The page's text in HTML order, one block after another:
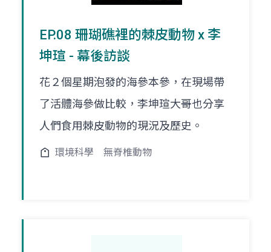
EP.08 珊瑚礁裡的棘皮動物 x 李
坤瑄 - 幕後訪談
花２個星期泡發的海參本參，在現場帶
了活體海參做比較，李坤瑄大哥也分享
人們食用棘皮動物的現況及歷史。
環境科學 無脊椎動物